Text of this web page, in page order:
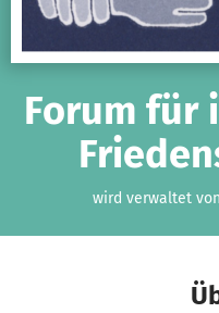
Forum für
wird verwaltet